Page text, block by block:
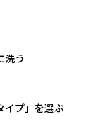
洗う
イプ」を選ぶ